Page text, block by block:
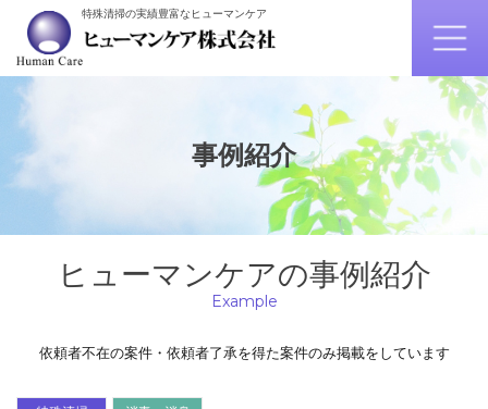
特殊清掃の実績豊富なヒューマンケア
事例紹介
ヒューマンケアの事例紹介
Example
依頼者不在の案件・依頼者了承を得た案件のみ掲載をしています